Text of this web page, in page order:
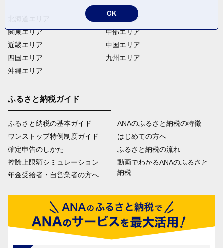
関東エリア
近畿エリア
四国エリア
沖縄エリア
東北エリア
中部エリア
中国エリア
九州エリア
ふるさと納税ガイド
ふるさと納税の基本ガイド
ワンストップ特例制度ガイド
確定申告のしかた
控除上限額シミュレーション
年金受給者・自営業者の方へ
ANAのふるさと納税の特徴
はじめての方へ
ふるさと納税の流れ
動画でわかるANAのふるさと
納税
OK